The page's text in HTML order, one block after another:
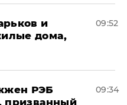
и
дома,
09:52
РЭБ
призванный
09:34